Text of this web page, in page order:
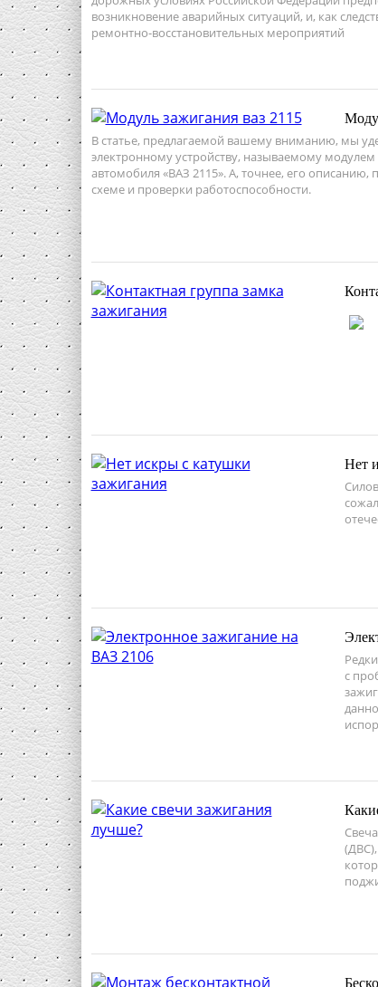
возникновение аварийных ситуаций, и, как
ремонтно-восстановительных мероприятий
В статье, предлагаемой вашему вниманию, мы
электронному устройству, называемому модулем
автомобиля «ВАЗ 2115». А, точнее, его описанию,
схеме и проверки работоспособности.
Нет
с